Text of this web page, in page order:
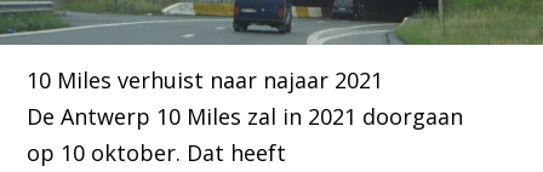
10 Miles verhuist naar najaar 2021
De Antwerp 10 Miles zal in 2021 doorgaan
op 10 oktober. Dat heeft